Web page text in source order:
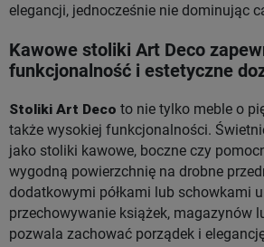
elegancji, jednocześnie nie dominując
Kawowe stoliki Art Deco
funkcjonalność i estetyczne
Stoliki Art Deco to nie tylko meble o
także wysokiej funkcjonalności.
jako stoliki kawowe, boczne czy
wygodną powierzchnię na drobne
dodatkowymi półkami lub schowkami
przechowywanie książek, magazynów
pozwala zachować porządek i